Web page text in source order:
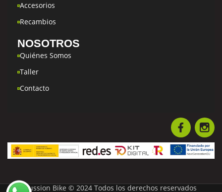
Accesorios
Recambios
NOSOTROS
Quiénes Somos
Taller
Contacto
Fussion Bike © 2024 Todos los derechos reservados